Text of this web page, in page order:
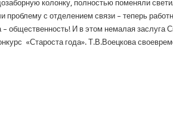
колонку, полностью поменяли
с отделением связи – теперь
общественность! И в этом немалая заслуга
«Староста года». Т.В.Воецкова